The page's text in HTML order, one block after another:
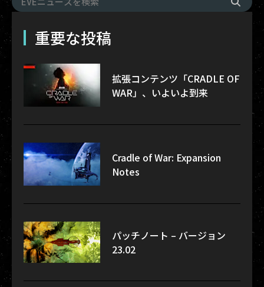
重要な投稿
拡張コンテンツ「CRADLE OF
WAR」、いよいよ到来
Cradle of War: Expansion
Notes
パッチノート – バージョン
23.02